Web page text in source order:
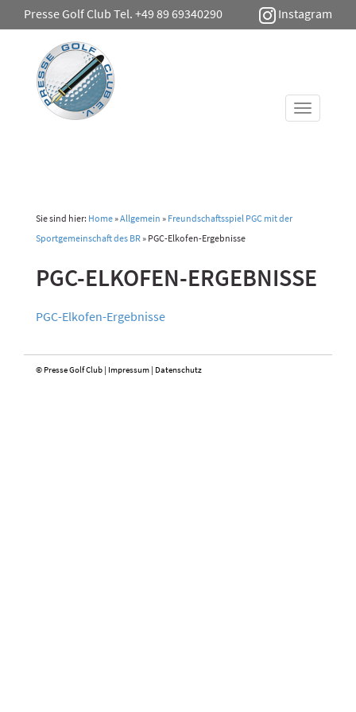
Presse Golf Club Tel. +49 89 69340290 Instagram
Toggle
Sie sind hier: Home»Allgemein » Freundschaftsspiel PGC mit der
Sportgemeinschaft des BR» PGC-Elkofen-Ergebnisse
PGC-ELKOFEN-ERGEBNISSE
PGC-Elkofen-Ergebnisse
© Presse Golf Club | Impressum | Datenschutz